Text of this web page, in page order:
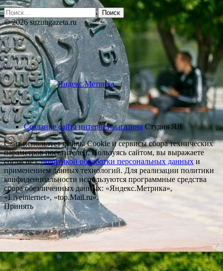
Найти:
© 2026 suzungazeta.ru
Создание сайта интернет магазинаСтудия ЯЛ
Сайт использует файлы Cookie и сервисы сбора технических
параметров посетителей. Пользуясь сайтом, вы выражаете
согласие сполитикой обработки персональных данных и
применением данных технологий. Для реализации политики
конфиденциальности используются программные средства
сбора обезличенных данных: «Яндекс.Метрика»,
«Liveinternet», «top.Mail.ru».
Принять